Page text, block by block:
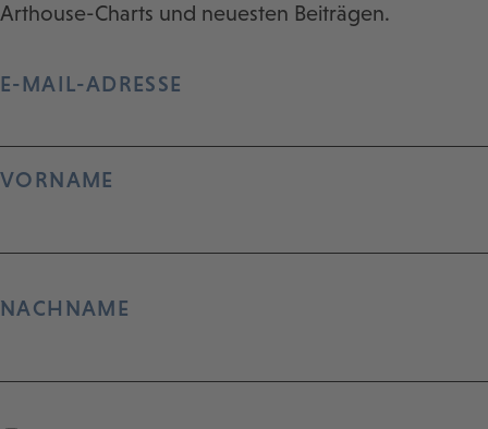
Arthouse-Charts und neuesten Beiträgen.
E-MAIL-ADRESSE
VORNAME
NACHNAME